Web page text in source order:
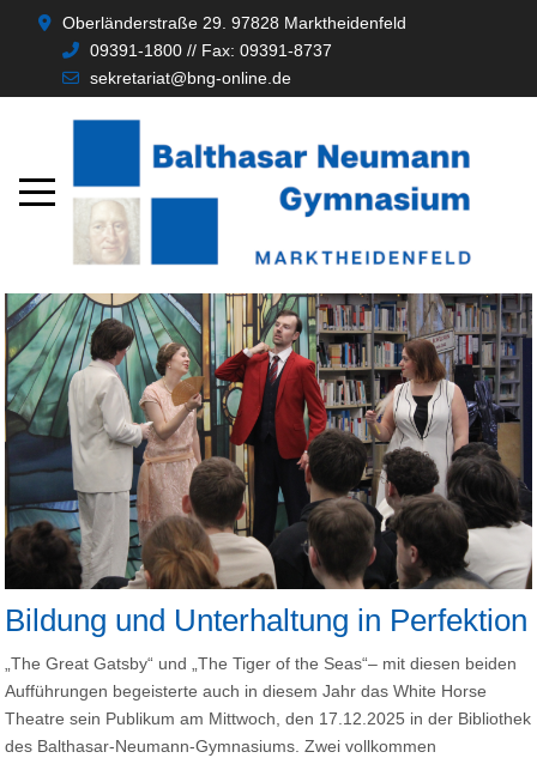
Oberländerstraße 29. 97828 Marktheidenfeld
09391-1800 // Fax: 09391-8737
sekretariat@bng-online.de
Bildung und Unterhaltung in Perfektion
„The Great Gatsby“ und „The Tiger of the Seas“– mit diesen beiden
Aufführungen begeisterte auch in diesem Jahr das White Horse
Theatre sein Publikum am Mittwoch, den 17.12.2025 in der Bibliothek
des Balthasar-Neumann-Gymnasiums. Zwei vollkommen